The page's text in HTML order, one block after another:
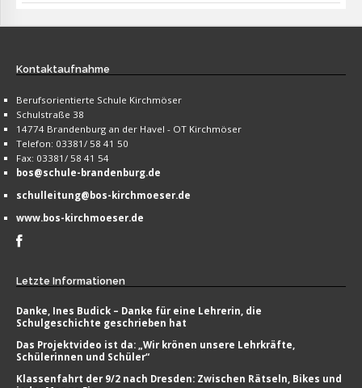
Kontaktaufnahme
Berufsorientierte Schule Kirchmöser
Schulstraße 38
14774 Brandenburg an der Havel - OT Kirchmöser
Telefon: 03381/ 58 41 50
Fax: 03381/ 58 41 54
bos@schule-brandenburg.de
schulleitung@bos-kirchmoeser.de
www.bos-kirchmoeser.de
Letzte Informationen
Danke, Ines Budick – Danke für eine Lehrerin, die
Schulgeschichte geschrieben hat
Das Projektvideo ist da: „Wir krönen unsere Lehrkräfte,
Schülerinnen und Schüler“
Klassenfahrt der 9/2 nach Dresden: Zwischen Rätseln, Bikes und